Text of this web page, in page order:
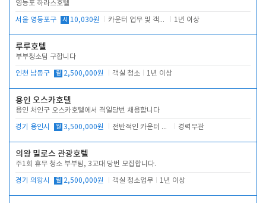
영등포 하라스호텔
서울 영등포구 시 10,030원 카운터 업무 및 객실관리(청소상태 확인, 객실판매) 1년 이상
루루호텔
부부청소팀 구합니다
인천 남동구 월 2,500,000원 객실 청소 1년 이상
용인 오스카호텔
용인 처인구 오스카호텔에서 격일당번 채용합니다
경기 용인시 월 3,500,000원 전반적인 카운터 업무 경력무관
의왕 밀로스 관광호텔
주1회 휴무 청소 부부팀, 3교대 당번 모집합니다.
경기 의왕시 월 2,500,000원 객실 청소업무 1년 이상